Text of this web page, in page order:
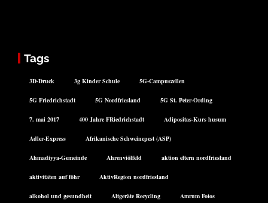
Tags
3D-Druck 3g Kinder Schule 5G-Campuszellen
5G Friedrichstadt 5G Nordfriesland 5G St. Peter-Ording
7. mai 2017 400 Jahre FRiedrichstadt Adipositas-Kurs husum
Adler-Express Afrikanische Schweinepest (ASP)
Ahmadiyya-Gemeinde Ahrenviölfeld aktion eltern nordfriesland
aktivitäten auf föhr AktivRegion nordfriesland
alkohol und gesundheit Altgeräte Recycling Amrum Fotos